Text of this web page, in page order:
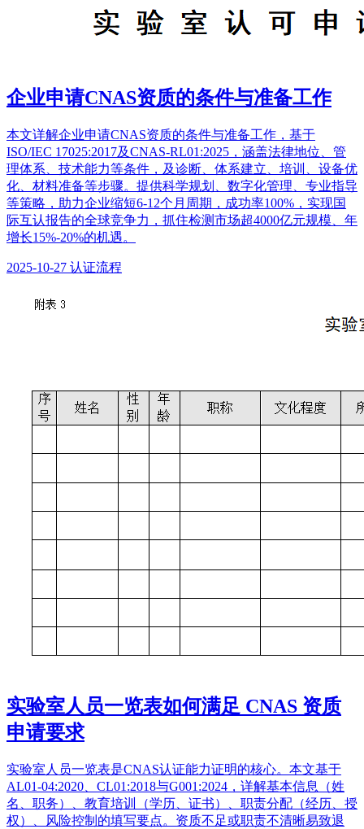
企业申请CNAS资质的条件与准备工作
本文详解企业申请CNAS资质的条件与准备工作，基于
ISO/IEC 17025:2017及CNAS-RL01:2025，涵盖法律地位、管
理体系、技术能力等条件，及诊断、体系建立、培训、设备优
化、材料准备等步骤。提供科学规划、数字化管理、专业指导
等策略，助力企业缩短6-12个月周期，成功率100%，实现国
际互认报告的全球竞争力，抓住检测市场超4000亿元规模、年
增长15%-20%的机遇。
2025-10-27 认证流程
实验室人员一览表如何满足 CNAS 资质
申请要求
实验室人员一览表是CNAS认证能力证明的核心。本文基于
AL01-04:2020、CL01:2018与G001:2024，详解基本信息（姓
名、职务）、教育培训（学历、证书）、职责分配（经历、授
权）、风险控制的填写要点。资质不足或职责不清晰易致退